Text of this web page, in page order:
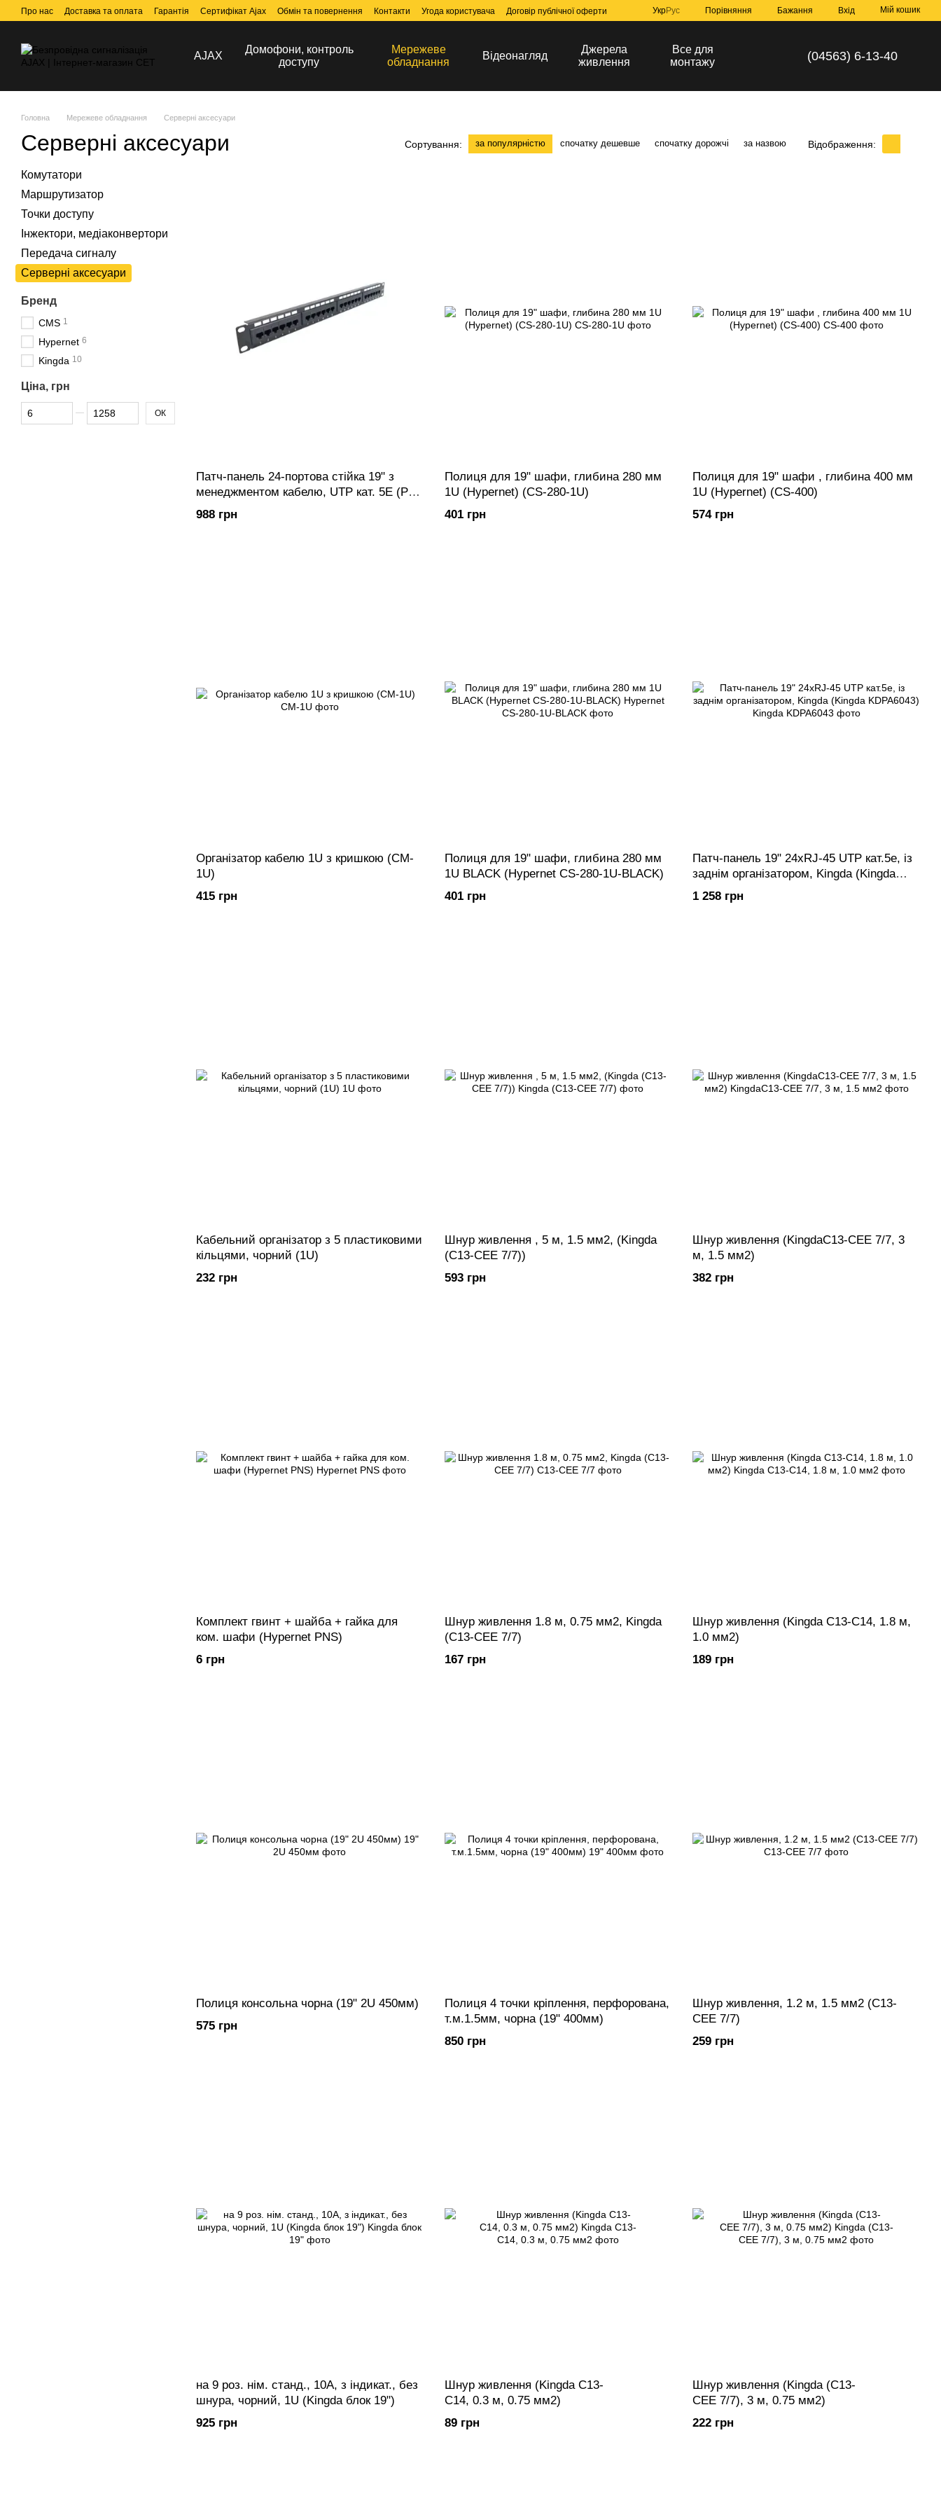
Перейти до основного контенту
Про нас Доставка та оплата Гарантія Сертифікат Ajax Обмін та повернення Контакти Угода користувача Договір публічної оферти УкрРус Порівняння Бажання Вхід Мій кошик
AJAX
Домофони, контроль
доступу
Мережеве
обладнання
Відеонагляд
Джерела
живлення
Все для
монтажу
(04563) 6-13-40
Головна Мережеве обладнання Серверні аксесуари
Серверні аксесуари Сортування: за популярністю спочатку дешевше спочатку дорожчі за назвою Відображення:
Патч-панель 24-портова стійка 19" з
менеджментом кабелю, UTP кат. 5Е (PP-
KUTP24-NM-CM)
988 грн
Полиця для 19" шафи, глибина 280 мм
1U (Hypernet) (CS-280-1U)
401 грн
Полиця для 19" шафи , глибина 400 мм
1U (Hypernet) (CS-400)
574 грн
Організатор кабелю 1U з кришкою (CM-
1U)
415 грн
Полиця для 19" шафи, глибина 280 мм
1U BLACK (Hypernet CS-280-1U-BLACK)
401 грн
Патч-панель 19" 24хRJ-45 UTP кат.5e, із
заднім організатором, Kingda (Kingda
KDPA6043)
1 258 грн
Кабельний організатор з 5 пластиковими
кільцями, чорний (1U)
232 грн
Шнур живлення , 5 м, 1.5 мм2, (Kingda
(С13-CEE 7/7))
593 грн
Шнур живлення (KingdaС13-CEE 7/7, 3
м, 1.5 мм2)
382 грн
Комплект гвинт + шайба + гайка для
ком. шафи (Hypernet PNS)
6 грн
Шнур живлення 1.8 м, 0.75 мм2, Kingda
(С13-CEE 7/7)
167 грн
Шнур живлення (Kingda С13-C14, 1.8 м,
1.0 мм2)
189 грн
Полиця консольна чорна (19" 2U 450мм)
575 грн
Полиця 4 точки кріплення, перфорована,
т.м.1.5мм, чорна (19" 400мм)
850 грн
Шнур живлення, 1.2 м, 1.5 мм2 (С13-
CEE 7/7)
259 грн
на 9 роз. нім. станд., 10А, з індикат., без
шнура, чорний, 1U (Kingda блок 19")
925 грн
Шнур живлення (Kingda С13-
C14, 0.3 м, 0.75 мм2)
89 грн
Шнур живлення (Kingda (С13-
CEE 7/7), 3 м, 0.75 мм2)
222 грн
Комутатори
Маршрутизатор
Точки доступу
Інжектори, медіаконвертори
Передача сигналу
Серверні аксесуари
Бренд
CMS 1
Hypernet 6
Kingda 10
Ціна, грн
Від Ціна, грн
До Ціна, грн ОК